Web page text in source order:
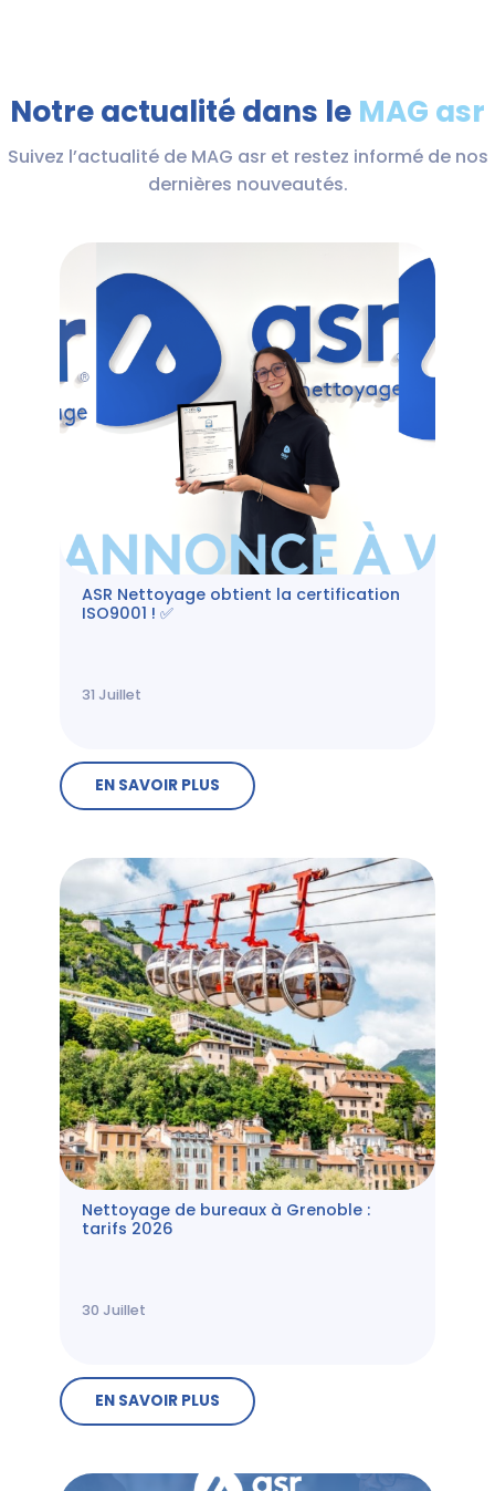
Notre actualité dans le MAG asr
Suivez l’actualité de MAG asr et restez informé de nos
dernières nouveautés.
ASR Nettoyage obtient la certification
ISO9001 ! ✅
31 Juillet
EN SAVOIR PLUS
Nettoyage de bureaux à Grenoble :
tarifs 2026
30 Juillet
EN SAVOIR PLUS